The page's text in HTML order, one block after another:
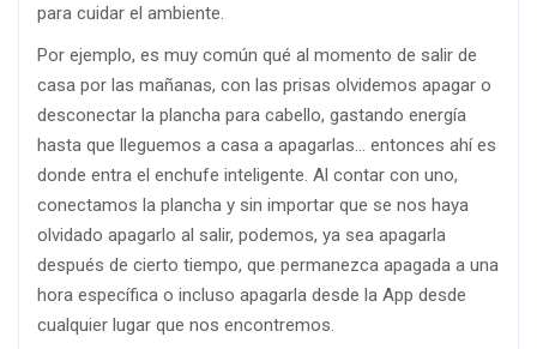
para cuidar el ambiente.
Por ejemplo, es muy común qué al momento de salir de
casa por las mañanas, con las prisas olvidemos apagar o
desconectar la plancha para cabello, gastando energía
hasta que lleguemos a casa a apagarlas… entonces ahí es
donde entra el enchufe inteligente. Al contar con uno,
conectamos la plancha y sin importar que se nos haya
olvidado apagarlo al salir, podemos, ya sea apagarla
después de cierto tiempo, que permanezca apagada a una
hora específica o incluso apagarla desde la App desde
cualquier lugar que nos encontremos.